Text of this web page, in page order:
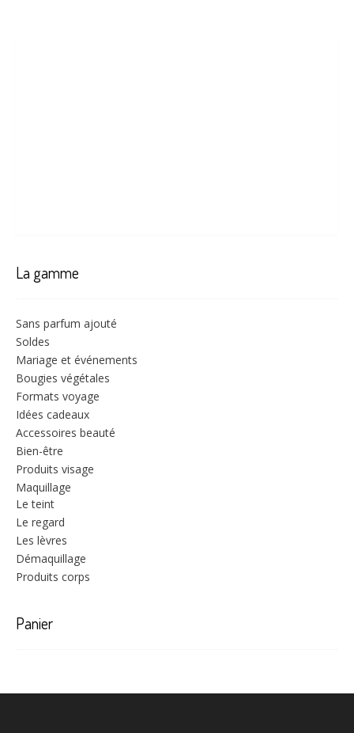
La gamme
Sans parfum ajouté
Soldes
Mariage et événements
Bougies végétales
Formats voyage
Idées cadeaux
Accessoires beauté
Bien-être
Produits visage
Maquillage
Le teint
Le regard
Les lèvres
Démaquillage
Produits corps
Panier